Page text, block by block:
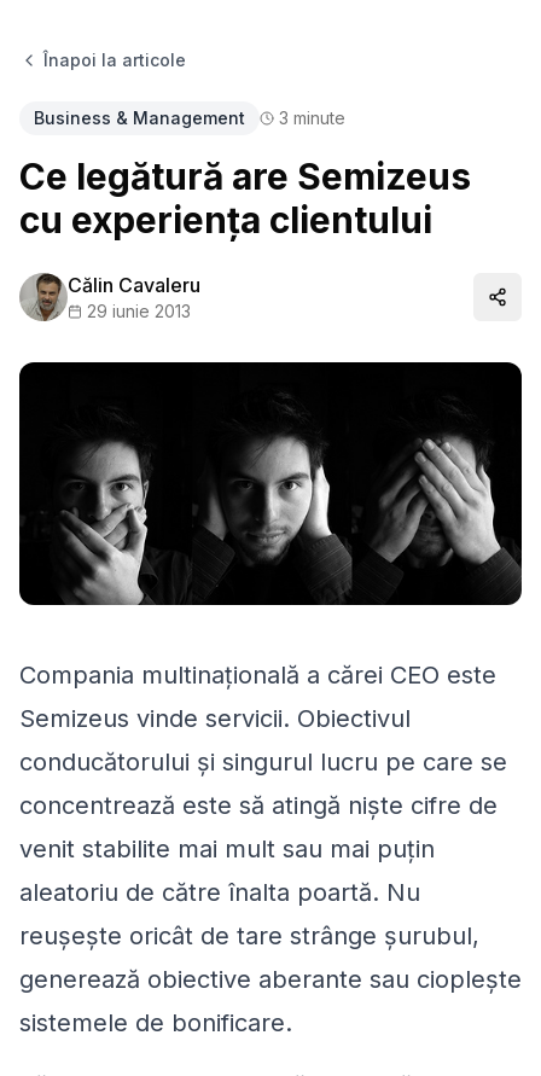
Înapoi la articole
Business & Management 3 minute
Ce legătură are Semizeus
cu experiența clientului
Călin Cavaleru
29 iunie 2013
Compania multinațională a cărei CEO este
Semizeus vinde servicii. Obiectivul
conducătorului și singurul lucru pe care se
concentrează este să atingă niște cifre de
venit stabilite mai mult sau mai puțin
aleatoriu de către înalta poartă. Nu
reușește oricât de tare strânge șurubul,
generează obiective aberante sau cioplește
sistemele de bonificare.